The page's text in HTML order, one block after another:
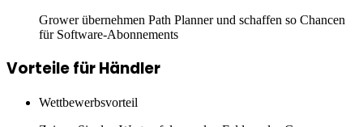
Grower übernehmen Path Planner und schaffen so Chancen
für Software-Abonnements
Vorteile für Händler
Wettbewerbsvorteil